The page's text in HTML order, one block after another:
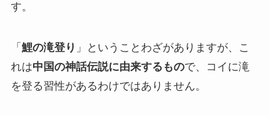
す。
「 鯉の滝登り 」ということわざがありますが、こ
れは中国の神話伝説に由来するもので、コイに滝
を登る習性があるわけではありません。